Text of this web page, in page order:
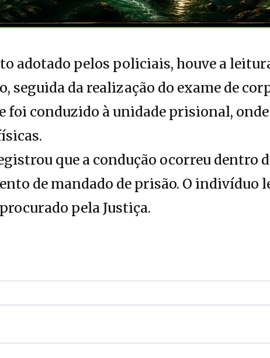
adotado pelos policiais, houve a
seguida da realização do exame de
foi conduzido à unidade prisional,
que a condução ocorreu dentro
de mandado de prisão. O indivíduo
pela Justiça.